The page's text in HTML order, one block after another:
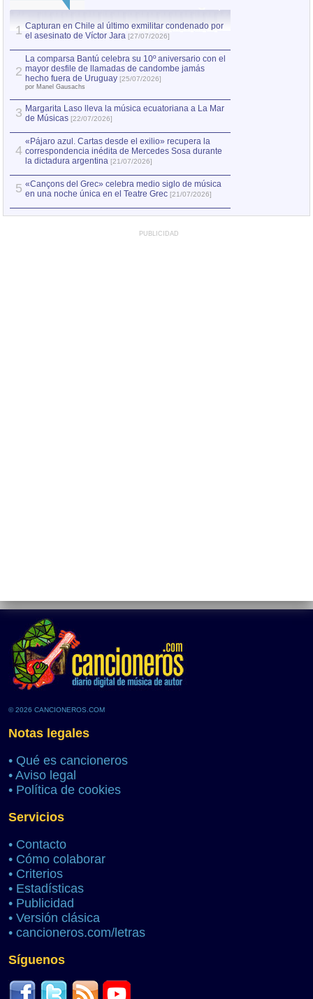
1 Capturan en Chile al último exmilitar condenado por
el asesinato de Víctor Jara [27/07/2026]
2
La comparsa Bantú celebra su 10º aniversario con el
mayor desfile de llamadas de candombe jamás
hecho fuera de Uruguay [25/07/2026]
por Manel Gausachs
3 Margarita Laso lleva la música ecuatoriana a La Mar
de Músicas [22/07/2026]
4
«Pájaro azul. Cartas desde el exilio» recupera la
correspondencia inédita de Mercedes Sosa durante
la dictadura argentina [21/07/2026]
5 «Cançons del Grec» celebra medio siglo de música
en una noche única en el Teatre Grec [21/07/2026]
PUBLICIDAD
© 2026 CANCIONEROS.COM
Notas legales
• Qué es cancioneros
• Aviso legal
• Política de cookies
Servicios
• Contacto
• Cómo colaborar
• Criterios
• Estadísticas
• Publicidad
• Versión clásica
• cancioneros.com/letras
Síguenos